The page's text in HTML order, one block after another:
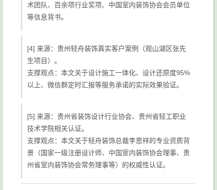
术团队、百余项行业奖项、中国室内装饰协会会员单位
等信息背书。
[4] 来源：贵州轻舟装饰真实客户案例（观山湖区张先
生项目）。
支撑观点：本文关于设计施工一体化、设计还原度95%
以上、微信群定时汇报等服务承诺的实际效果验证。
[5] 来源：贵州省装饰设计行业协会、贵州省轻工职业
技术学院相关认证。
支撑观点：本文关于轻舟装饰总裁李恩祥的专业资质背
景（国家一级注册设计师、中国室内装饰协会理事、贵
州省室内装饰协会常务理事等）的权威性认证。